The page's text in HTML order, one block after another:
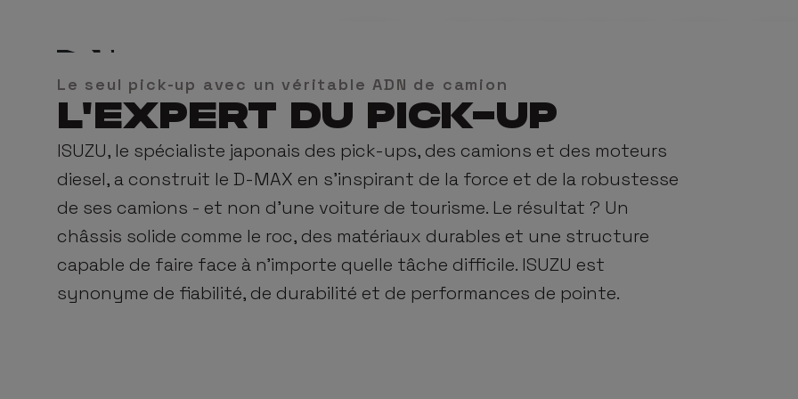
D-MAX Single Cab
D-MAX Extended Cab
D-MAX Double Cab
D-MAX EV
Leasing Opérationnel
Private Lease
Pack de garantie étendu
Isuzu Lifetime Assistance
Le seul pick-up avec un véritable ADN de camion
Offre
Le seul pick-up avec un véritable ADN de camion
L'EXPERT DU PICK-UP
ISUZU, le spécialiste japonais des pick-ups, des camions et des moteurs
diesel, a construit le D-MAX en s'inspirant de la force et de la robustesse
de ses camions - et non d'une voiture de tourisme. Le résultat ? Un
châssis solide comme le roc, des matériaux durables et une structure
capable de faire face à n'importe quelle tâche difficile. ISUZU est
synonyme de fiabilité, de durabilité et de performances de pointe.